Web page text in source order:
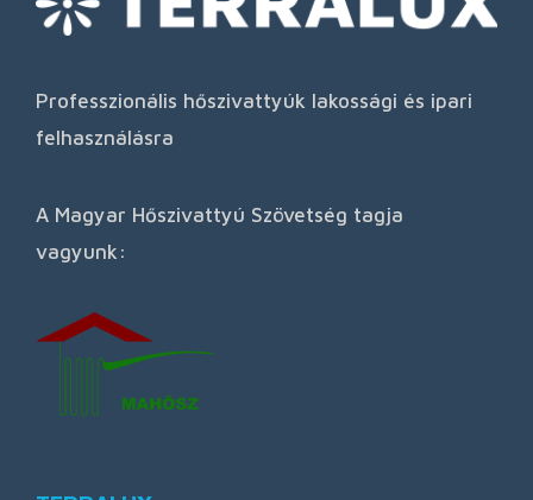
Professzionális hőszivattyúk lakossági és ipari
felhasználásra
A Magyar Hőszivattyú Szövetség tagja
vagyunk: